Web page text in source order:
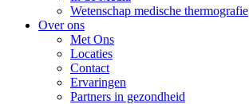
Wetenschap medische thermografie
Over ons
Met Ons
Locaties
Contact
Ervaringen
Partners in gezondheid